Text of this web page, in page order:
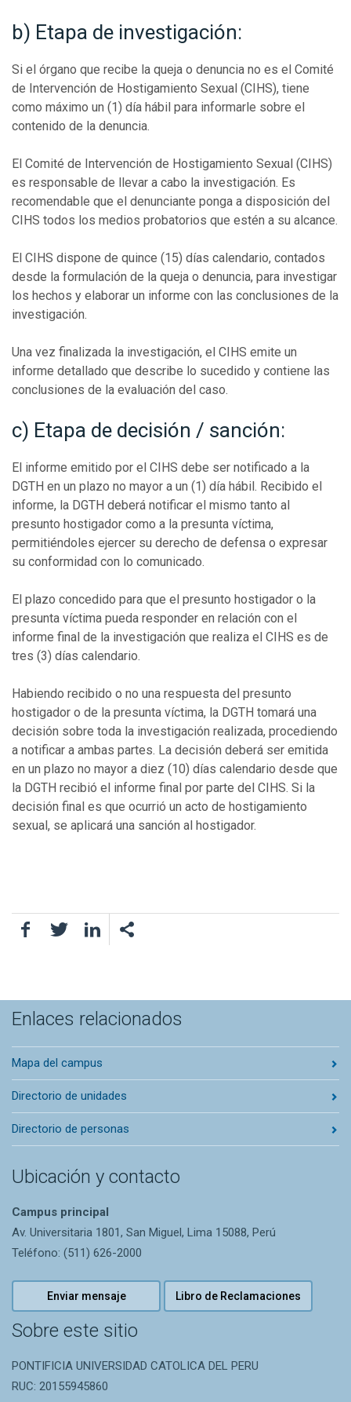
b) Etapa de investigación:
Si el órgano que recibe la queja o denuncia no es el Comité
de Intervención de Hostigamiento Sexual (CIHS), tiene
como máximo un (1) día hábil para informarle sobre el
contenido de la denuncia.
El Comité de Intervención de Hostigamiento Sexual (CIHS)
es responsable de llevar a cabo la investigación. Es
recomendable que el denunciante ponga a disposición del
CIHS todos los medios probatorios que estén a su alcance.
El CIHS dispone de quince (15) días calendario, contados
desde la formulación de la queja o denuncia, para investigar
los hechos y elaborar un informe con las conclusiones de la
investigación.
Una vez finalizada la investigación, el CIHS emite un
informe detallado que describe lo sucedido y contiene las
conclusiones de la evaluación del caso.
c) Etapa de decisión / sanción:
El informe emitido por el CIHS debe ser notificado a la
DGTH en un plazo no mayor a un (1) día hábil. Recibido el
informe, la DGTH deberá notificar el mismo tanto al
presunto hostigador como a la presunta víctima,
permitiéndoles ejercer su derecho de defensa o expresar
su conformidad con lo comunicado.
El plazo concedido para que el presunto hostigador o la
presunta víctima pueda responder en relación con el
informe final de la investigación que realiza el CIHS es de
tres (3) días calendario.
Habiendo recibido o no una respuesta del presunto
hostigador o de la presunta víctima, la DGTH tomará una
decisión sobre toda la investigación realizada, procediendo
a notificar a ambas partes. La decisión deberá ser emitida
en un plazo no mayor a diez (10) días calendario desde que
la DGTH recibió el informe final por parte del CIHS. Si la
decisión final es que ocurrió un acto de hostigamiento
sexual, se aplicará una sanción al hostigador.
FacebookTwitter LinkedIn
Enlaces relacionados
Mapa del campus
Directorio de unidades
Directorio de personas
Ubicación y contacto
Campus principal
Av. Universitaria 1801, San Miguel, Lima 15088, Perú
Teléfono: (511) 626-2000
Enviar mensaje Libro de Reclamaciones
Sobre este sitio
PONTIFICIA UNIVERSIDAD CATOLICA DEL PERU
RUC: 20155945860